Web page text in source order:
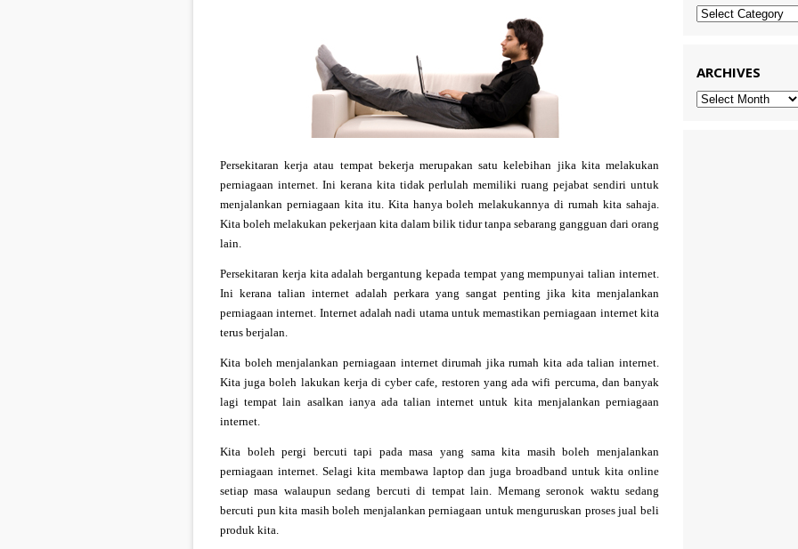
Persekitaran kerja atau tempat bekerja merupakan satu kelebihan jika kita melakukan
perniagaan internet. Ini kerana kita tidak perlulah memiliki ruang pejabat sendiri untuk
menjalankan perniagaan kita itu. Kita hanya boleh melakukannya di rumah kita sahaja.
Kita boleh melakukan pekerjaan kita dalam bilik tidur tanpa sebarang gangguan dari orang
lain.
Persekitaran kerja kita adalah bergantung kepada tempat yang mempunyai talian internet.
Ini kerana talian internet adalah perkara yang sangat penting jika kita menjalankan
perniagaan internet. Internet adalah nadi utama untuk memastikan perniagaan internet kita
terus berjalan.
Kita boleh menjalankan perniagaan internet dirumah jika rumah kita ada talian internet.
Kita juga boleh lakukan kerja di cyber cafe, restoren yang ada wifi percuma, dan banyak
lagi tempat lain asalkan ianya ada talian internet untuk kita menjalankan perniagaan
internet.
Kita boleh pergi bercuti tapi pada masa yang sama kita masih boleh menjalankan
perniagaan internet. Selagi kita membawa laptop dan juga broadband untuk kita online
setiap masa walaupun sedang bercuti di tempat lain. Memang seronok waktu sedang
bercuti pun kita masih boleh menjalankan perniagaan untuk menguruskan proses jual beli
produk kita.
Categories
ARCHIVES
Archives